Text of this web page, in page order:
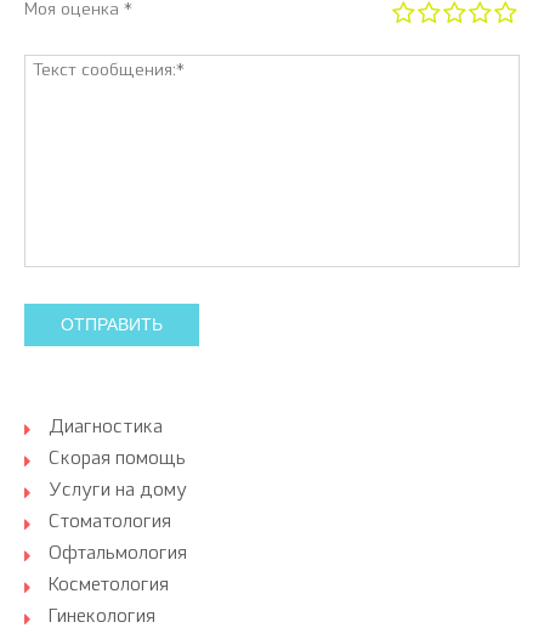
Моя оценка *
ОТПРАВИТЬ
Диагностика
Скорая помощь
Услуги на дому
Стоматология
Офтальмология
Косметология
Гинекология